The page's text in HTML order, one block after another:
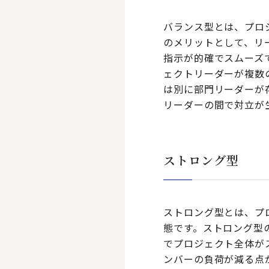
バランス型とは、プ
のメリットとして、
指示が的確でスムー
ェクトリーダーが複
は別に部門リーダー
リーダーの間で対立
ストロング型
ストロング型とは、
態です。ストロング
でプロジェクト全体
ンバーの負荷が減る